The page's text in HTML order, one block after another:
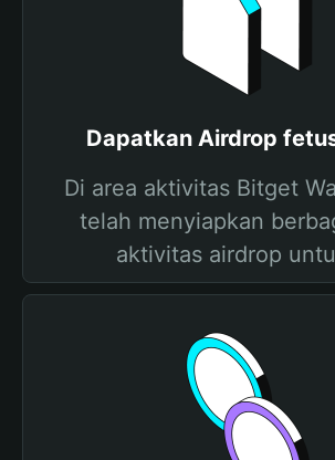
Dapatkan Airdrop
Di area aktivitas Bitget
telah menyiapkan
aktivitas airdrop